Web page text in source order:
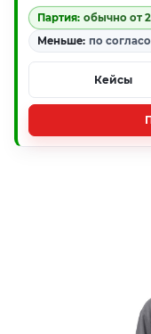
Партия: обычно от
Меньше: по
Кейсы